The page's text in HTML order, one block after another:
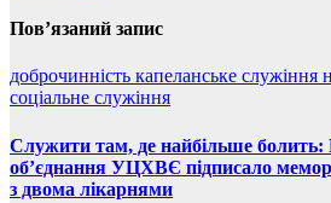
Пов’язаний запис
доброчинність капеланське служіння
соціальне служіння
Служити там, де найбільше болить:
об’єднання УЦХВЄ підписало
з двома лікарнями